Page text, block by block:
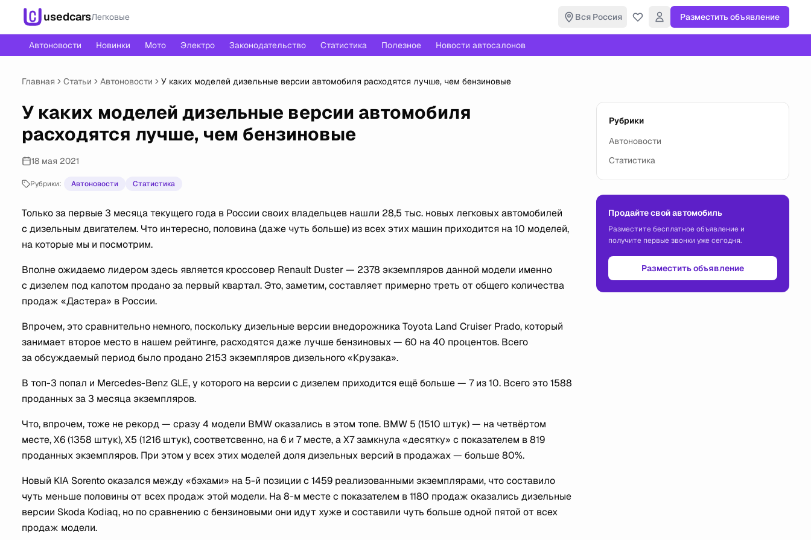
usedcarsЛегковые Вся Россия Разместить объявление
Автоновости Новинки Мото Электро Законодательство Статистика Полезное Новости автосалонов
Главная Статьи Автоновости У каких моделей дизельные версии автомобиля расходятся лучше, чем бензиновые
У каких моделей дизельные версии автомобиля
расходятся лучше, чем бензиновые
18 мая 2021
Рубрики: Автоновости Статистика
Только за первые 3 месяца текущего года в России своих владельцев нашли 28,5 тыс. новых легковых автомобилей
с дизельным двигателем. Что интересно, половина (даже чуть больше) из всех этих машин приходится на 10 моделей,
на которые мы и посмотрим.
Вполне ожидаемо лидером здесь является кроссовер Renault Duster — 2378 экземпляров данной модели именно
с дизелем под капотом продано за первый квартал. Это, заметим, составляет примерно треть от общего количества
продаж «Дастера» в России.
Впрочем, это сравнительно немного, поскольку дизельные версии внедорожника Toyota Land Cruiser Prado, который
занимает второе место в нашем рейтинге, расходятся даже лучше бензиновых — 60 на 40 процентов. Всего
за обсуждаемый период было продано 2153 экземпляров дизельного «Крузака».
В топ-3 попал и Mercedes-Benz GLE, у которого на версии с дизелем приходится ещё больше — 7 из 10. Всего это 1588
проданных за 3 месяца экземпляров.
Что, впрочем, тоже не рекорд — сразу 4 модели BMW оказались в этом топе. BMW 5 (1510 штук) — на четвёртом
месте, Х6 (1358 штук), Х5 (1216 штук), соответсвенно, на 6 и 7 месте, а Х7 замкнула «десятку» с показателем в 819
проданных экземпляров. При этом у всех этих моделей доля дизельных версий в продажах — больше 80%.
Новый KIA Sorento оказался между «бэхами» на 5-й позиции с 1459 реализованными экземплярами, что составило
чуть меньше половины от всех продаж этой модели. На 8-м месте с показателем в 1180 продаж оказались дизельные
версии Skoda Kodiaq, но по сравнению с бензиновыми они идут хуже и составили чуть больше одной пятой от всех
продаж модели.
Рубрики
Автоновости
Статистика
Продайте свой автомобиль
Разместите бесплатное объявление и
получите первые звонки уже сегодня.
Разместить объявление